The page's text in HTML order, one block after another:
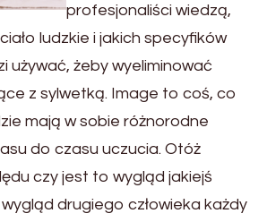
profesjonaliści wiedzą,
ludzkie i jakich specyfików
używać, żeby wyeliminować
z sylwetką. Image to coś, co
mają w sobie różnorodne
do czasu uczucia. Otóż
czy jest to wygląd jakiejś
drugiego człowieka każdy